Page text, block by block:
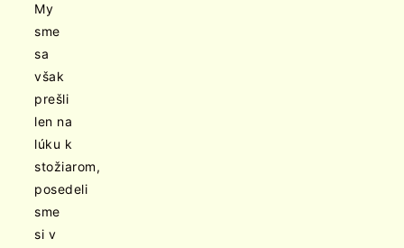
My
sme
sa
však
prešli
len na
lúku k
stožiarom,
posedeli
sme
si v